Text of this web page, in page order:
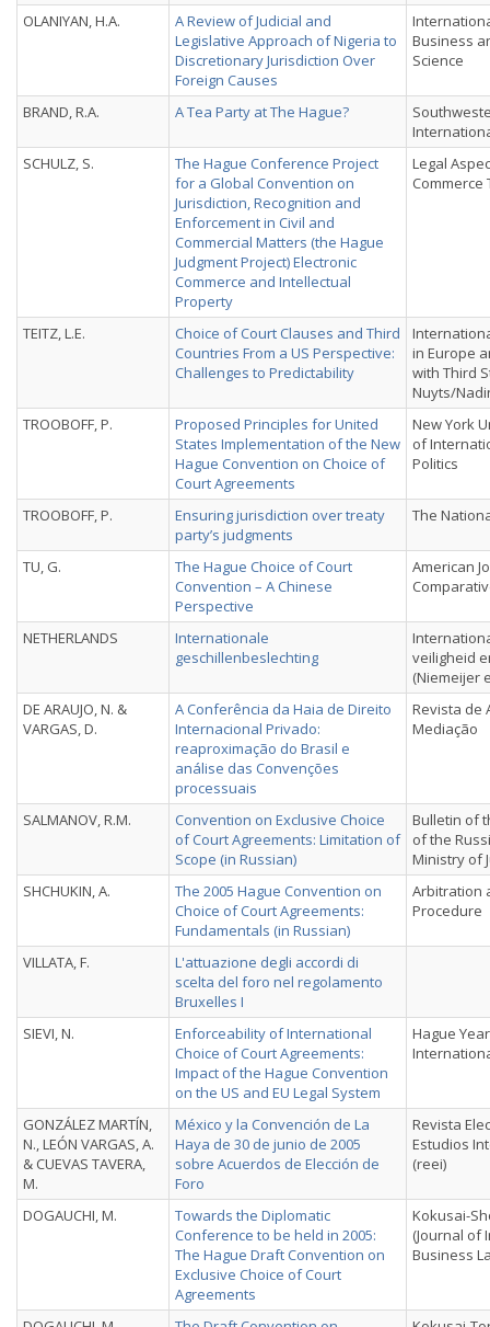
OLANIYAN, H.A.
A Review of Judicial and
Legislative Approach of Nigeria to
Discretionary Jurisdiction Over
Foreign Causes
Business
Science
BRAND, R.A. A Tea Party at The Hague?
SCHULZ, S.
The Hague Conference Project
for a Global Convention on
Jurisdiction, Recognition and
Enforcement in Civil and
Commercial Matters (the Hague
Judgment Project) Electronic
Commerce and Intellectual
Property
Legal
Commerce
TEITZ, L.E.
Choice of Court Clauses and Third
Countries From a US Perspective:
Challenges to Predictability
in Europe
with Third
Nuyts/
TROOBOFF, P.
Proposed Principles for United
States Implementation of the New
Hague Convention on Choice of
Court Agreements
New York
of
Politics
TROOBOFF, P.
Ensuring jurisdiction over treaty
party’s judgments
The
TU, G.
The Hague Choice of Court
Convention – A Chinese
Perspective
American
NETHERLANDS
Internationale
geschillenbeslechting
veiligheid
(Niemeijer
DE ARAUJO, N. &
VARGAS, D.
A Conferência da Haia de Direito
Internacional Privado:
reaproximação do Brasil e
análise das Convenções
processuais
Revista de
Mediação
SALMANOV, R.M.
Convention on Exclusive Choice
of Court Agreements: Limitation of
Scope (in Russian)
Bulletin of
of the
Ministry of
SHCHUKIN, A.
The 2005 Hague Convention on
Choice of Court Agreements:
Fundamentals (in Russian)
Arbitration
Procedure
VILLATA, F.
L'attuazione degli accordi di
scelta del foro nel regolamento
Bruxelles I
SIEVI, N.
Enforceability of International
Choice of Court Agreements:
Impact of the Hague Convention
on the US and EU Legal System
Hague
GONZÁLEZ MARTÍN,
N., LEÓN VARGAS, A.
& CUEVAS TAVERA,
M.
México y la Convención de La
Haya de 30 de junio de 2005
sobre Acuerdos de Elección de
Foro
Revista
Estudios
(reei)
DOGAUCHI, M.
Towards the Diplomatic
Conference to be held in 2005:
The Hague Draft Convention on
Exclusive Choice of Court
Agreements
Kokusai-
(Journal of
Business